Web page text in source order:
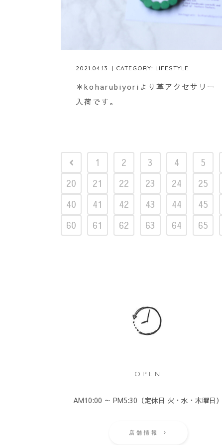
2021.04.13 | CATEGORY: LIFESTYLE
＊koharubiyoriより革アクセサリー
入荷です。
1 2 3 4 5
20
21 22 23 24 25
40
41 42 43 44 45
60
61 62 63 64 65
OPEN
AM10:00 ～ PM5:30（定休日 火・水・木曜日）
店舗情報